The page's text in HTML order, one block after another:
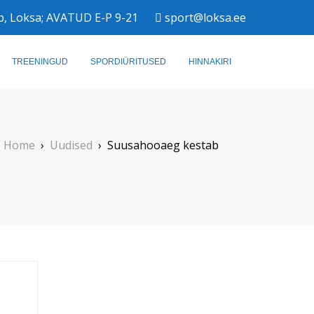
Loksa; AVATUD E-P 9-21 sport@loksa.ee
TREENINGUD SPORDIÜRITUSED HINNAKIRI
Home › Uudised › Suusahooaeg kestab